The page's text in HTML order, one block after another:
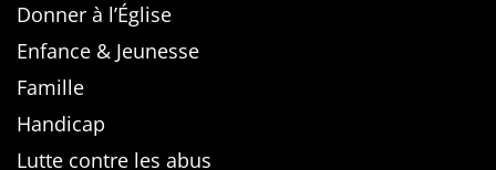
Donner à l’Église
Enfance & Jeunesse
Famille
Handicap
Lutte contre les abus